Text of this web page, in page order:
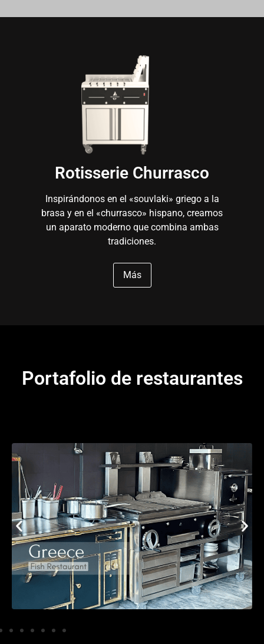
Rotisserie Churrasco
Inspirándonos en el «souvlaki» griego a la
brasa y en el «churrasco» hispano, creamos
un aparato moderno que combina ambas
tradiciones.
Más
Portafolio de restaurantes